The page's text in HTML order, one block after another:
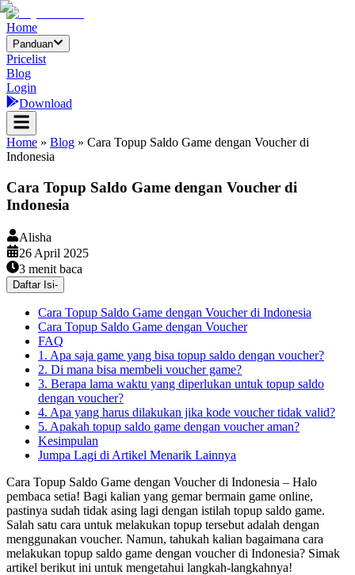
Home
Panduan
Pricelist
Blog
Login
Download
Home » Blog » Cara Topup Saldo Game dengan Voucher di
Indonesia
Cara Topup Saldo Game dengan Voucher di
Indonesia
Alisha
26 April 2025
3 menit baca
Daftar Isi-
Cara Topup Saldo Game dengan Voucher di Indonesia
Cara Topup Saldo Game dengan Voucher
FAQ
1. Apa saja game yang bisa topup saldo dengan voucher?
2. Di mana bisa membeli voucher game?
3. Berapa lama waktu yang diperlukan untuk topup saldo
dengan voucher?
4. Apa yang harus dilakukan jika kode voucher tidak valid?
5. Apakah topup saldo game dengan voucher aman?
Kesimpulan
Jumpa Lagi di Artikel Menarik Lainnya
Cara Topup Saldo Game dengan Voucher di Indonesia – Halo
pembaca setia! Bagi kalian yang gemar bermain game online,
pastinya sudah tidak asing lagi dengan istilah topup saldo game.
Salah satu cara untuk melakukan topup tersebut adalah dengan
menggunakan voucher. Namun, tahukah kalian bagaimana cara
melakukan topup saldo game dengan voucher di Indonesia? Simak
artikel berikut ini untuk mengetahui langkah-langkahnya!